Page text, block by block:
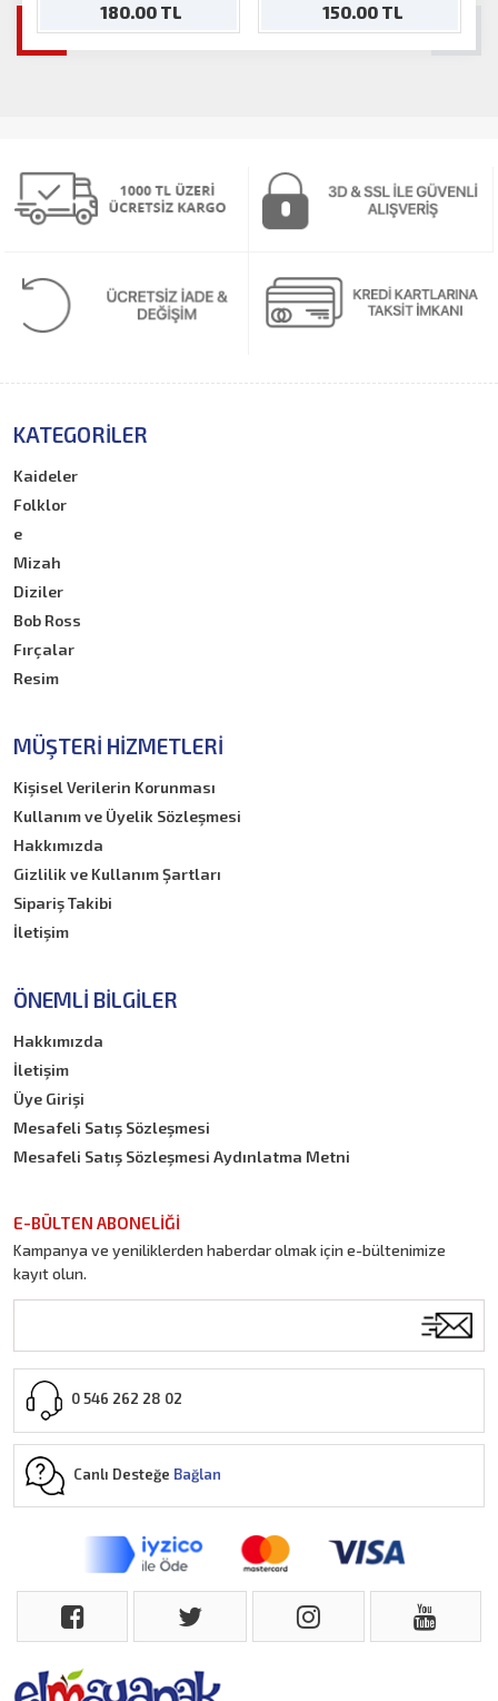
180.00 TL 150.00 TL
KATEGORILER
Kaideler
Folklor
e
Mizah
Diziler
Bob Ross
Fırçalar
Resim
MÜŞTERI HIZMETLERI
Kişisel Verilerin Korunması
Kullanım ve Üyelik Sözleşmesi
Hakkımızda
Gizlilik ve Kullanım Şartları
Sipariş Takibi
İletişim
ÖNEMLI BILGILER
Hakkımızda
İletişim
Üye Girişi
Mesafeli Satış Sözleşmesi
Mesafeli Satış Sözleşmesi Aydınlatma Metni
E-BÜLTEN ABONELİĞİ
Kampanya ve yeniliklerden haberdar olmak için e-bültenimize
kayıt olun.
0 546 262 28 02
Canlı Desteğe Bağlan